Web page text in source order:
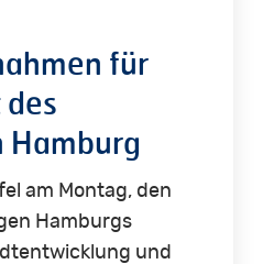
für
Hamburg
am Montag, den
Hamburgs
und